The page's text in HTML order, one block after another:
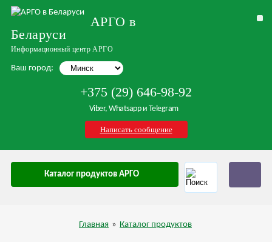
АРГО в
Беларуси
Информационный центр АРГО
Ваш город:
+375 (29) 646-98-92
Viber, Whatsapp и Telegram
Написать сообщение
Каталог продуктов АРГО
Главная » Каталог продуктов